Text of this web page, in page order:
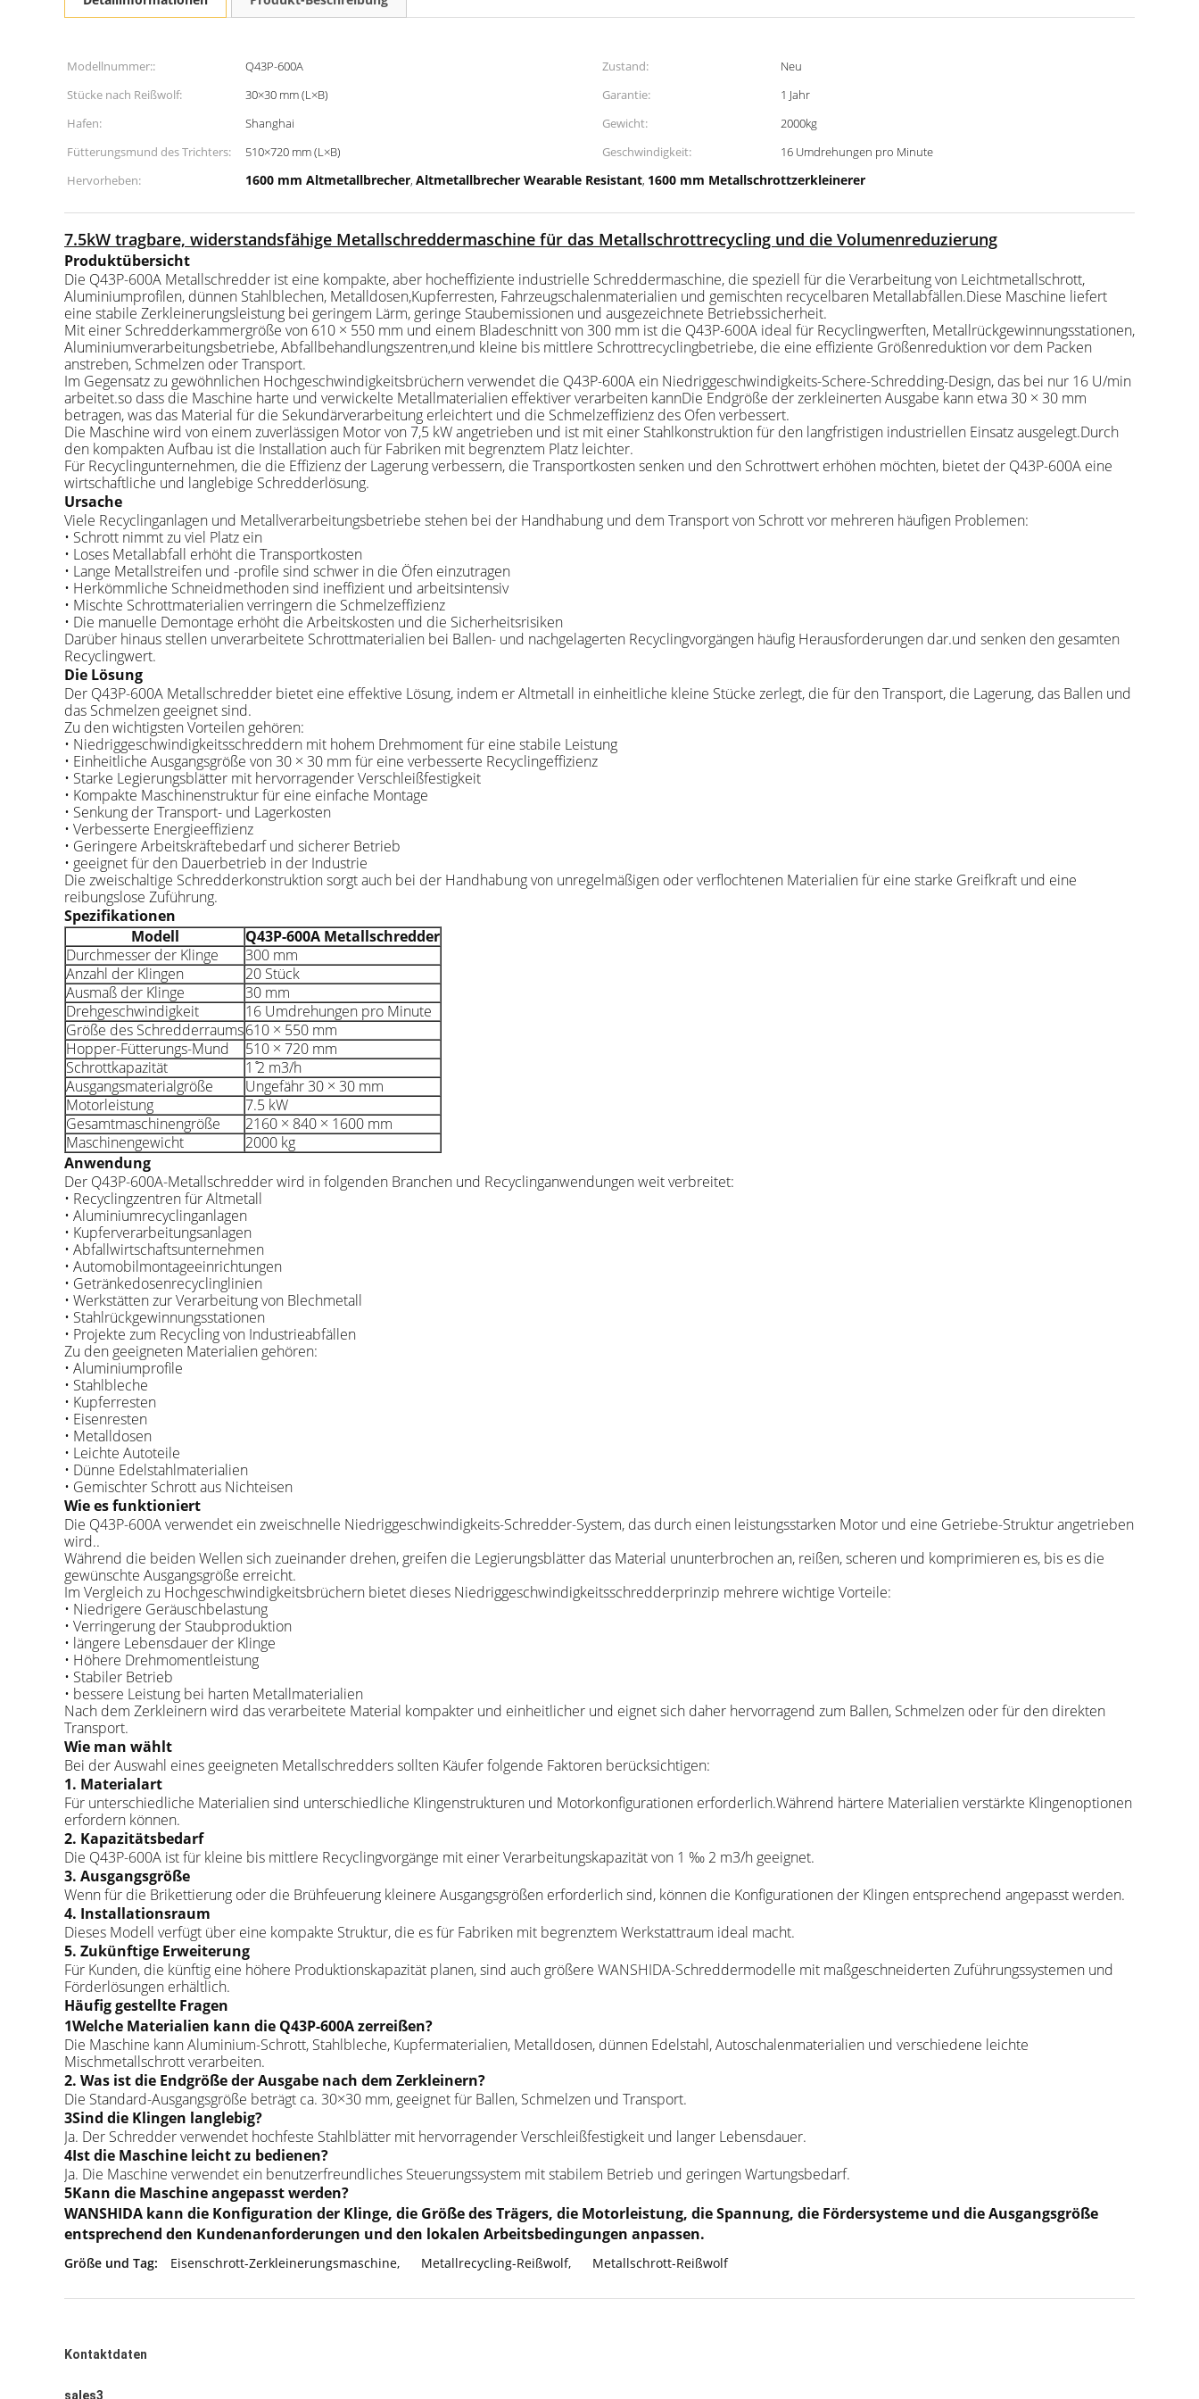
Modellnummer:: Q43P-600A Zustand:
Neu
Stücke nach Reißwolf:
30×30 mm (L×B) Garantie:
1 Jahr
Hafen:
Shanghai Gewicht:
2000kg
Fütterungsmund des Trichters:
510×720 mm (L×B) Geschwindigkeit:
16 Umdrehungen pro Minute
Hervorheben:
1600 mm Altmetallbrecher, Altmetallbrecher Wearable Resistant, 1600 mm Metallschrottzerkleinerer
7.5kW tragbare, widerstandsfähige Metallschreddermaschine für das Metallschrottrecycling und die Volumenreduzierung
Produktübersicht
Die Q43P-600A Metallschredder ist eine kompakte, aber hocheffiziente industrielle Schreddermaschine, die speziell für die Verarbeitung von Leichtmetallschrott,
Aluminiumprofilen, dünnen Stahlblechen, Metalldosen,Kupferresten, Fahrzeugschalenmaterialien und gemischten recycelbaren Metallabfällen.Diese Maschine liefert
eine stabile Zerkleinerungsleistung bei geringem Lärm, geringe Staubemissionen und ausgezeichnete Betriebssicherheit.
Mit einer Schredderkammergröße von 610 × 550 mm und einem Bladeschnitt von 300 mm ist die Q43P-600A ideal für Recyclingwerften, Metallrückgewinnungsstationen,
Aluminiumverarbeitungsbetriebe, Abfallbehandlungszentren,und kleine bis mittlere Schrottrecyclingbetriebe, die eine effiziente Größenreduktion vor dem Packen
anstreben, Schmelzen oder Transport.
Im Gegensatz zu gewöhnlichen Hochgeschwindigkeitsbrüchern verwendet die Q43P-600A ein Niedriggeschwindigkeits-Schere-Schredding-Design, das bei nur 16 U/min
arbeitet.so dass die Maschine harte und verwickelte Metallmaterialien effektiver verarbeiten kannDie Endgröße der zerkleinerten Ausgabe kann etwa 30 × 30 mm
betragen, was das Material für die Sekundärverarbeitung erleichtert und die Schmelzeffizienz des Ofen verbessert.
Die Maschine wird von einem zuverlässigen Motor von 7,5 kW angetrieben und ist mit einer Stahlkonstruktion für den langfristigen industriellen Einsatz ausgelegt.Durch
den kompakten Aufbau ist die Installation auch für Fabriken mit begrenztem Platz leichter.
Für Recyclingunternehmen, die die Effizienz der Lagerung verbessern, die Transportkosten senken und den Schrottwert erhöhen möchten, bietet der Q43P-600A eine
wirtschaftliche und langlebige Schredderlösung.
Ursache
Viele Recyclinganlagen und Metallverarbeitungsbetriebe stehen bei der Handhabung und dem Transport von Schrott vor mehreren häufigen Problemen:
• Schrott nimmt zu viel Platz ein
• Loses Metallabfall erhöht die Transportkosten
• Lange Metallstreifen und -profile sind schwer in die Öfen einzutragen
• Herkömmliche Schneidmethoden sind ineffizient und arbeitsintensiv
• Mischte Schrottmaterialien verringern die Schmelzeffizienz
• Die manuelle Demontage erhöht die Arbeitskosten und die Sicherheitsrisiken
Darüber hinaus stellen unverarbeitete Schrottmaterialien bei Ballen- und nachgelagerten Recyclingvorgängen häufig Herausforderungen dar.und senken den gesamten
Recyclingwert.
Die Lösung
Der Q43P-600A Metallschredder bietet eine effektive Lösung, indem er Altmetall in einheitliche kleine Stücke zerlegt, die für den Transport, die Lagerung, das Ballen und
das Schmelzen geeignet sind.
Zu den wichtigsten Vorteilen gehören:
• Niedriggeschwindigkeitsschreddern mit hohem Drehmoment für eine stabile Leistung
• Einheitliche Ausgangsgröße von 30 × 30 mm für eine verbesserte Recyclingeffizienz
• Starke Legierungsblätter mit hervorragender Verschleißfestigkeit
• Kompakte Maschinenstruktur für eine einfache Montage
• Senkung der Transport- und Lagerkosten
• Verbesserte Energieeffizienz
• Geringere Arbeitskräftebedarf und sicherer Betrieb
• geeignet für den Dauerbetrieb in der Industrie
Die zweischaltige Schredderkonstruktion sorgt auch bei der Handhabung von unregelmäßigen oder verflochtenen Materialien für eine starke Greifkraft und eine
reibungslose Zuführung.
Spezifikationen
Modell
Q43P-600A Metallschredder
Durchmesser der Klinge
300 mm
Anzahl der Klingen
20 Stück
Ausmaß der Klinge
30 mm
Drehgeschwindigkeit
16 Umdrehungen pro Minute
Größe des Schredderraums610 × 550 mm
Hopper-Fütterungs-Mund
510 × 720 mm
Schrottkapazität
1 ̊2 m3/h
Ausgangsmaterialgröße
Ungefähr 30 × 30 mm
Motorleistung
7.5 kW
Gesamtmaschinengröße
2160 × 840 × 1600 mm
Maschinengewicht
2000 kg
Anwendung
Der Q43P-600A-Metallschredder wird in folgenden Branchen und Recyclinganwendungen weit verbreitet:
• Recyclingzentren für Altmetall
• Aluminiumrecyclinganlagen
• Kupferverarbeitungsanlagen
• Abfallwirtschaftsunternehmen
• Automobilmontageeinrichtungen
• Getränkedosenrecyclinglinien
• Werkstätten zur Verarbeitung von Blechmetall
• Stahlrückgewinnungsstationen
• Projekte zum Recycling von Industrieabfällen
Zu den geeigneten Materialien gehören:
• Aluminiumprofile
• Stahlbleche
• Kupferresten
• Eisenresten
• Metalldosen
• Leichte Autoteile
• Dünne Edelstahlmaterialien
• Gemischter Schrott aus Nichteisen
Wie es funktioniert
Die Q43P-600A verwendet ein zweischnelle Niedriggeschwindigkeits-Schredder-System, das durch einen leistungsstarken Motor und eine Getriebe-Struktur angetrieben
wird..
Während die beiden Wellen sich zueinander drehen, greifen die Legierungsblätter das Material ununterbrochen an, reißen, scheren und komprimieren es, bis es die
gewünschte Ausgangsgröße erreicht.
Im Vergleich zu Hochgeschwindigkeitsbrüchern bietet dieses Niedriggeschwindigkeitsschredderprinzip mehrere wichtige Vorteile:
• Niedrigere Geräuschbelastung
• Verringerung der Staubproduktion
• längere Lebensdauer der Klinge
• Höhere Drehmomentleistung
• Stabiler Betrieb
• bessere Leistung bei harten Metallmaterialien
Nach dem Zerkleinern wird das verarbeitete Material kompakter und einheitlicher und eignet sich daher hervorragend zum Ballen, Schmelzen oder für den direkten
Transport.
Wie man wählt
Bei der Auswahl eines geeigneten Metallschredders sollten Käufer folgende Faktoren berücksichtigen:
1. Materialart
Für unterschiedliche Materialien sind unterschiedliche Klingenstrukturen und Motorkonfigurationen erforderlich.Während härtere Materialien verstärkte Klingenoptionen
erfordern können.
2. Kapazitätsbedarf
Die Q43P-600A ist für kleine bis mittlere Recyclingvorgänge mit einer Verarbeitungskapazität von 1 ‰ 2 m3/h geeignet.
3. Ausgangsgröße
Wenn für die Brikettierung oder die Brühfeuerung kleinere Ausgangsgrößen erforderlich sind, können die Konfigurationen der Klingen entsprechend angepasst werden.
4. Installationsraum
Dieses Modell verfügt über eine kompakte Struktur, die es für Fabriken mit begrenztem Werkstattraum ideal macht.
5. Zukünftige Erweiterung
Für Kunden, die künftig eine höhere Produktionskapazität planen, sind auch größere WANSHIDA-Schreddermodelle mit maßgeschneiderten Zuführungssystemen und
Förderlösungen erhältlich.
Häufig gestellte Fragen
1Welche Materialien kann die Q43P-600A zerreißen?
Die Maschine kann Aluminium-Schrott, Stahlbleche, Kupfermaterialien, Metalldosen, dünnen Edelstahl, Autoschalenmaterialien und verschiedene leichte
Mischmetallschrott verarbeiten.
2. Was ist die Endgröße der Ausgabe nach dem Zerkleinern?
Die Standard-Ausgangsgröße beträgt ca. 30×30 mm, geeignet für Ballen, Schmelzen und Transport.
3Sind die Klingen langlebig?
Ja. Der Schredder verwendet hochfeste Stahlblätter mit hervorragender Verschleißfestigkeit und langer Lebensdauer.
4Ist die Maschine leicht zu bedienen?
Ja. Die Maschine verwendet ein benutzerfreundliches Steuerungssystem mit stabilem Betrieb und geringen Wartungsbedarf.
5Kann die Maschine angepasst werden?
WANSHIDA kann die Konfiguration der Klinge, die Größe des Trägers, die Motorleistung, die Spannung, die Fördersysteme und die Ausgangsgröße
entsprechend den Kundenanforderungen und den lokalen Arbeitsbedingungen anpassen.
Größe und Tag: Eisenschrott-Zerkleinerungsmaschine, Metallrecycling-Reißwolf, Metallschrott-Reißwolf
Kontaktdaten
sales3